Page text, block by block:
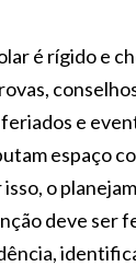
é rígido e
e
espaço
o
deve ser